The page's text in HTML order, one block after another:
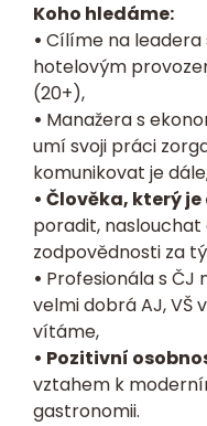
Koho hledáme:
• Cílíme na leadera
hotelovým
(20+),
• Manažera s
umí svoji práci
komunikovat je
• Člověka, který
poradit,
zodpovědnosti za
• Profesionála s ČJ
velmi dobrá AJ, VŠ
vítáme,
• Pozitivní
vztahem k
gastronomii.